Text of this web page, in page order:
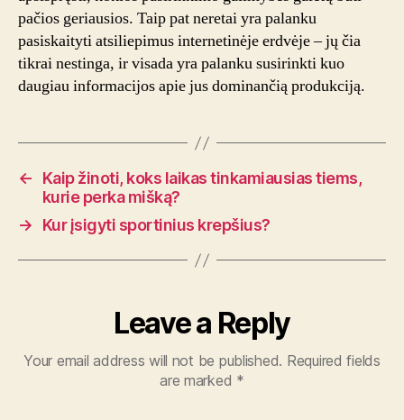
pačios geriausios. Taip pat neretai yra palanku
pasiskaityti atsiliepimus internetinėje erdvėje – jų čia
tikrai nestinga, ir visada yra palanku susirinkti kuo
daugiau informacijos apie jus dominančią produkciją.
←
Kaip žinoti, koks laikas tinkamiausias tiems,
kurie perka mišką?
→
Kur įsigyti sportinius krepšius?
Leave a Reply
Your email address will not be published. Required fields
are marked *